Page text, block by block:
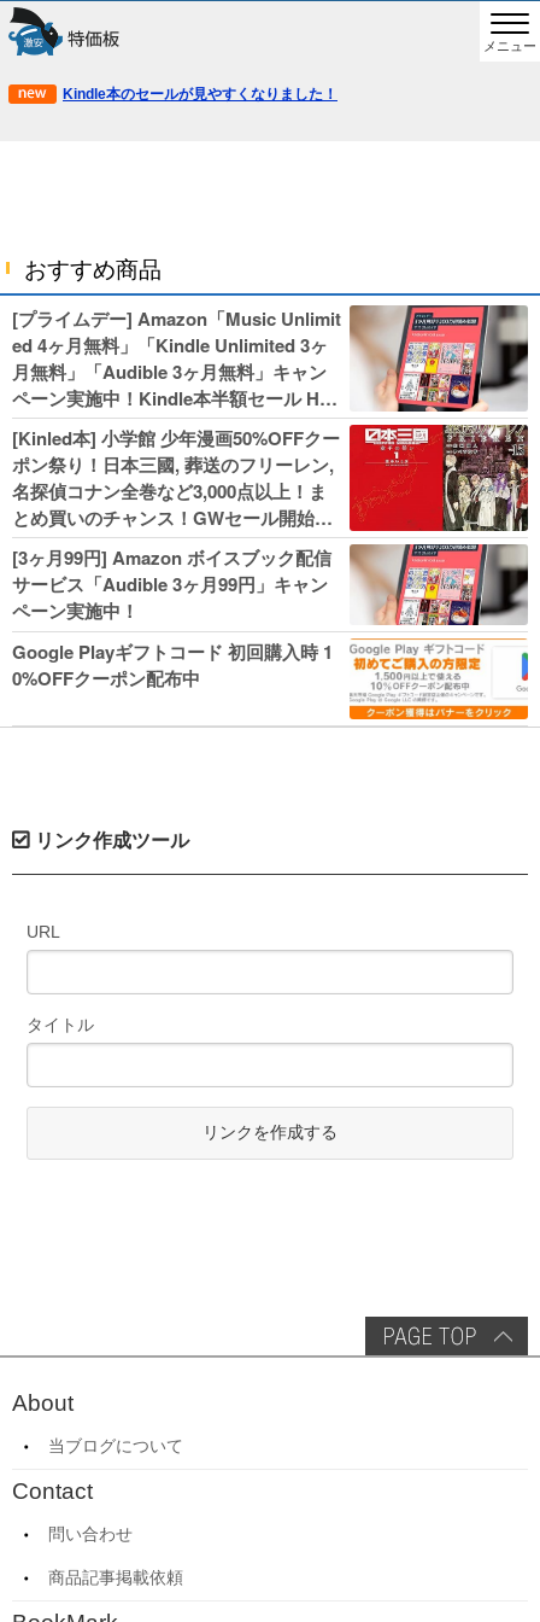
メニュー
Kindle本のセールが見やすくなりました！
おすすめ商品
[プライムデー] Amazon「Music Unlimit
ed 4ヶ月無料」「Kindle Unlimited 3ヶ
月無料」「Audible 3ヶ月無料」キャン
ペーン実施中！Kindle本半額セール HU
NTER×HUNTERなど集英社、無職転生,
幼女戦記などKADOKAWA、キャプテン
翼100円セールも！
[Kinled本] 小学館 少年漫画50%OFFクー
ポン祭り！日本三國, 葬送のフリーレン,
名探偵コナン全巻など3,000点以上！ま
とめ買いのチャンス！GWセール開始！
人気コミック多数 カドカワ祭やIT関連本
がセールに！
[3ヶ月99円] Amazon ボイスブック配信
サービス「Audible 3ヶ月99円」キャン
ペーン実施中！
Google Playギフトコード 初回購入時 1
0%OFFクーポン配布中
リンク作成ツール
URL
タイトル
リンクを作成する
About
当ブログについて
Contact
問い合わせ
商品記事掲載依頼